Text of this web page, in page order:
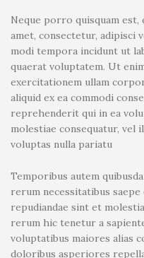
Neque porro quisquam
amet, consectetur, adipisci
modi tempora incidunt ut
quaerat voluptatem. Ut
exercitationem ullam
aliquid ex ea commodi
reprehenderit qui in ea
molestiae consequatur, vel
voluptas nulla pariatu
Temporibus autem
rerum necessitatibus
repudiandae sint et
rerum hic tenetur a
voluptatibus maiores alias
doloribus asperiores